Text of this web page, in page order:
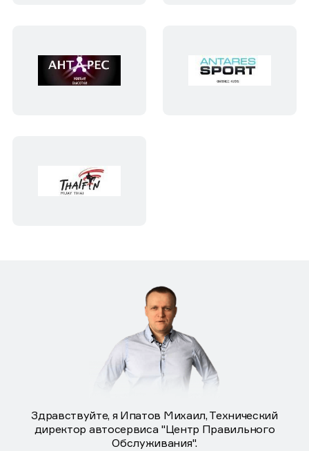
Здравствуйте, я Ипатов Михаил, Технический
директор автосервиса "Центр Правильного
Обслуживания".